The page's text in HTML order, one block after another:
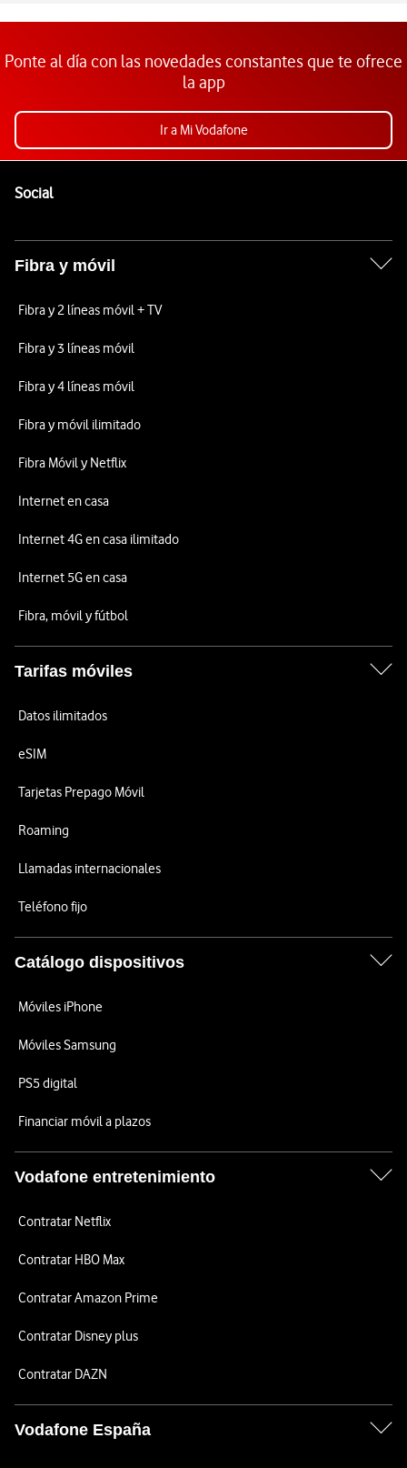
Ponte al día con las novedades constantes que te ofrece
la app
Ir a Mi Vodafone
SocialEnlaces a las redes sociales de Vodafone
Fibra y móvil
Fibra y 2 líneas móvil + TV
Fibra y 3 líneas móvil
Fibra y 4 líneas móvil
Fibra y móvil ilimitado
Fibra Móvil y Netflix
Internet en casa
Internet 4G en casa ilimitado
Internet 5G en casa
Fibra, móvil y fútbol
Tarifas móviles
Datos ilimitados
eSIM
Tarjetas Prepago Móvil
Roaming
Llamadas internacionales
Teléfono fijo
Catálogo dispositivos
Móviles iPhone
Móviles Samsung
PS5 digital
Financiar móvil a plazos
Vodafone entretenimiento
Contratar Netflix
Contratar HBO Max
Contratar Amazon Prime
Contratar Disney plus
Contratar DAZN
Vodafone España